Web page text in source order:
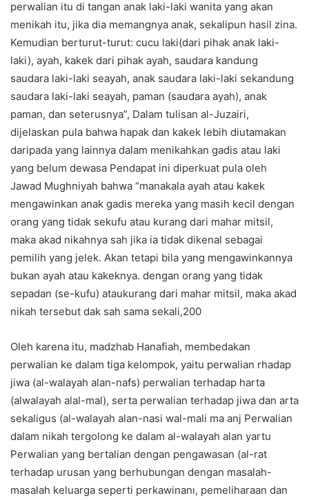
perwalian itu di tangan anak laki-laki wanita yang akan
menikah itu, jika dia memangnya anak, sekalipun hasil zina.
Kemudian berturut-turut: cucu laki(dari pihak anak laki-
laki), ayah, kakek dari pihak ayah, saudara kandung
saudara laki-laki seayah, anak saudara laki-laki sekandung
saudara laki-laki seayah, paman (saudara ayah), anak
paman, dan seterusnya”, Dalam tulisan al-Juzairi,
dijelaskan pula bahwa hapak dan kakek lebih diutamakan
daripada yang lainnya dalam menikahkan gadis atau laki
yang belum dewasa Pendapat ini diperkuat pula oleh
Jawad Mughniyah bahwa “manakala ayah atau kakek
mengawinkan anak gadis mereka yang masih kecil dengan
orang yang tidak sekufu atau kurang dari mahar mitsil,
maka akad nikahnya sah jika ia tidak dikenal sebagai
pemilih yang jelek. Akan tetapi bila yang mengawinkannya
bukan ayah atau kakeknya. dengan orang yang tidak
sepadan (se-kufu) ataukurang dari mahar mitsil, maka akad
nikah tersebut dak sah sama sekali,200
Oleh karena itu, madzhab Hanafiah, membedakan
perwalian ke dalam tiga kelompok, yaitu perwalian rhadap
jiwa (al-walayah alan-nafs) perwalian terhadap harta
(alwalayah alal-mal), serta perwalian terhadap jiwa dan arta
sekaligus (al-walayah alan-nasi wal-mali ma anj Perwalian
dalam nikah tergolong ke dalam al-walayah alan yartu
Perwalian yang bertalian dengan pengawasan (al-rat
terhadap urusan yang berhubungan dengan masalah-
masalah keluarga seperti perkawinanı, pemeliharaan dan